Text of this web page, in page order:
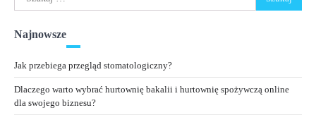
Najnowsze
Jak przebiega przegląd stomatologiczny?
Dlaczego warto wybrać hurtownię bakalii i hurtownię spożywczą online
dla swojego biznesu?